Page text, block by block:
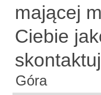
mającej
Ciebie
Góra